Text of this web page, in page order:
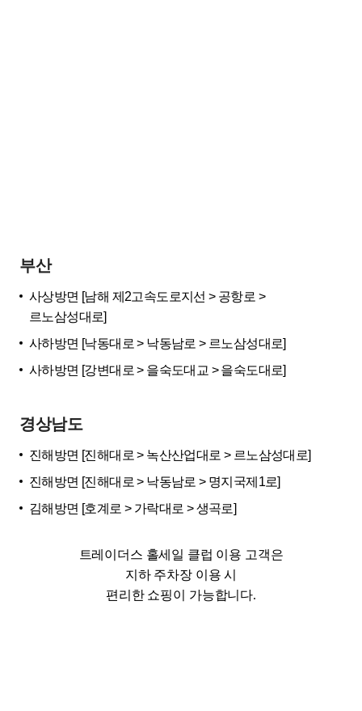
부산
사상방면 [남해 제2고속도로지선 > 공항로 >
르노삼성대로]
사하방면 [낙동대로 > 낙동남로 > 르노삼성대로]
사하방면 [강변대로 > 을숙도대교 > 을숙도대로]
경상남도
진해방면 [진해대로 > 녹산산업대로 > 르노삼성대로]
진해방면 [진해대로 > 낙동남로 > 명지국제1로]
김해방면 [호계로 > 가락대로 > 생곡로]
트레이더스 홀세일 클럽 이용 고객은
지하 주차장 이용 시
편리한 쇼핑이 가능합니다.​